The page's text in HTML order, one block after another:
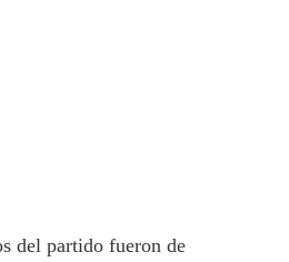
del partido fueron de